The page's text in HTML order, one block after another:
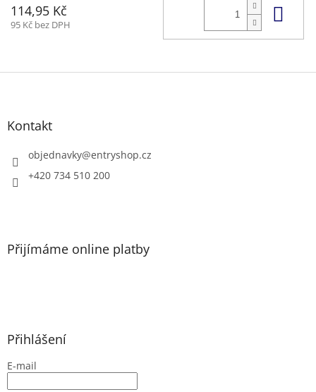
114,95 Kč
95 Kč bez DPH
Z
Kontakt
objednavky@entryshop.cz
+420 734 510 200
Přijímáme online platby
Přihlášení
E-mail